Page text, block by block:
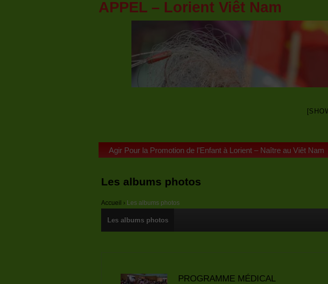
APPEL – Lorient Viêt Nam
Agir Pour la Promotion de l’Enfant à Lorient – Naître au Viêt Nam
Les albums photos
Accueil › Les albums photos
Les albums photos
PROGRAMME MÉDICAL